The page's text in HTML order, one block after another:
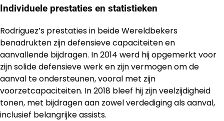
Individuele prestaties en statistieken
Rodriguez’s prestaties in beide Wereldbekers
benadrukten zijn defensieve capaciteiten en
aanvallende bijdragen. In 2014 werd hij opgemerkt voor
zijn solide defensieve werk en zijn vermogen om de
aanval te ondersteunen, vooral met zijn
voorzetcapaciteiten. In 2018 bleef hij zijn veelzijdigheid
tonen, met bijdragen aan zowel verdediging als aanval,
inclusief belangrijke assists.